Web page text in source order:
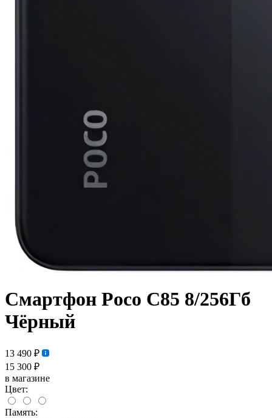
Смартфон Poco C85 8/256Гб
Чёрный
13 490 ₽
15 300 ₽
в магазине
Цвет:
Память: